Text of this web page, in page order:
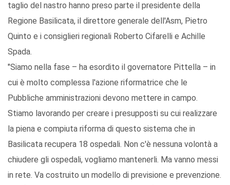
taglio del nastro hanno preso parte il presidente della
Regione Basilicata, il direttore generale dell'Asm, Pietro
Quinto e i consiglieri regionali Roberto Cifarelli e Achille
Spada.
"Siamo nella fase – ha esordito il governatore Pittella – in
cui è molto complessa l'azione riformatrice che le
Pubbliche amministrazioni devono mettere in campo.
Stiamo lavorando per creare i presupposti su cui realizzare
la piena e compiuta riforma di questo sistema che in
Basilicata recupera 18 ospedali. Non c'è nessuna volontà a
chiudere gli ospedali, vogliamo mantenerli. Ma vanno messi
in rete. Va costruito un modello di previsione e prevenzione.